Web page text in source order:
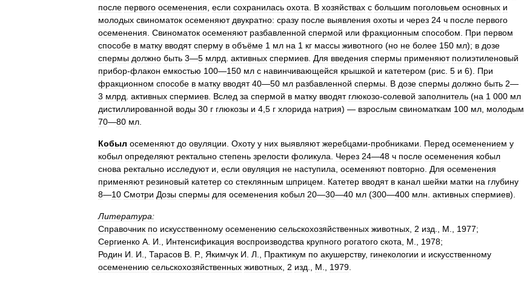
после первого осеменения если сохранилась охота В хозяйствах с большим поголовьем основных и
молодых свиноматок осеменяют двукратно: сразу после выявления охоты и через 24 ч после первого
осеменения Свиноматок осеменяют разбавленной спермой или фракционным способом При первом
способе в матку вводят сперму в объёме 1 мл на 1 кг массы животного (но не более 150 мл); в дозе
спермы должно быть 3—5 млрд активных спермиев Для введения спермы применяют полиэтиленовый
прибор-флакон емкостью 100—150 мл с навинчивающейся крышкой и катетером (рис 5 и 6). При
фракционном способе в матку вводят 40—50 мл разбавленной спермы В дозе спермы должно быть 2—
3 млрд активных спермиев Вслед за спермой в матку вводят глюкозо-солевой заполнитель (на 1 000 мл
дистиллированной воды 30 г глюкозы и 4 5 г хлорида натрия) — взрослым свиноматкам 100 мл молодым
70—80 мл
Кобыл осеменяют до овуляции Охоту у них выявляют жеребцами-пробниками Перед осеменением у
кобыл определяют ректально степень зрелости фоликула Через 24—48 ч после осеменения кобыл
снова ректально исследуют и если овуляция не наступила осеменяют повторно Для осеменения
применяют резиновый катетер со стеклянным шприцем Катетер вводят в канал шейки матки на глубину
8—10 Смотри Дозы спермы для осеменения кобыл 20—30—40 мл (300—400 млн активных спермиев).
Литература:
Справочник по искусственному осеменению сельскохозяйственных животных 2 изд М 1977;
Сергиенко А И Интенсификация воспроизводства крупного рогатого скота М 1978;
Родин И И Тарасов В Р., Якимчук И Л Практикум по акушерству, гинекологии и искусственному
осеменению сельскохозяйственных животных 2 изд М 1979